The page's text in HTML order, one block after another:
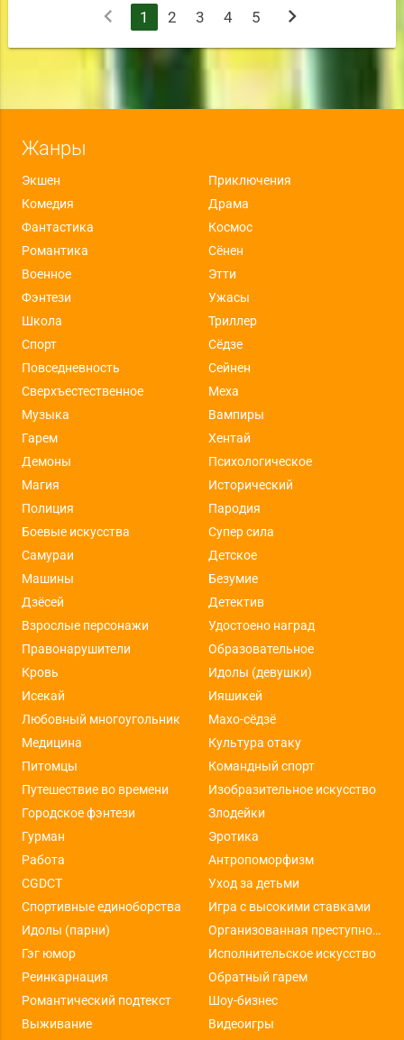
chevron_left 1 2 3 4 5 chevron_right
Жанры
Экшен
Приключения
Комедия
Драма
Фантастика
Космос
Романтика
Сёнен
Военное
Этти
Фэнтези
Ужасы
Школа
Триллер
Спорт
Сёдзе
Повседневность
Сейнен
Сверхъестественное
Меха
Музыка
Вампиры
Гарем
Хентай
Демоны
Психологическое
Магия
Исторический
Полиция
Пародия
Боевые искусства
Супер сила
Самураи
Детское
Машины
Безумие
Дзёсей
Детектив
Взрослые персонажи
Удостоено наград
Правонарушители
Образовательное
Кровь
Идолы (девушки)
Исекай
Ияшикей
Любовный многоугольник
Махо-сёдзё
Медицина
Культура отаку
Питомцы
Командный спорт
Путешествие во времени
Изобразительное искусство
Городское фэнтези
Злодейки
Гурман
Эротика
Работа
Антропоморфизм
CGDCT
Уход за детьми
Спортивные единоборства
Игра с высокими ставками
Идолы (парни)
Организованная преступность
Гэг юмор
Исполнительское искусство
Реинкарнация
Обратный гарем
Романтический подтекст
Шоу-бизнес
Выживание
Видеоигры